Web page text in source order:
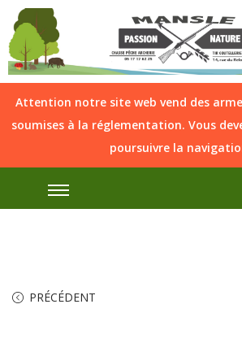
Attention notre site web vend des
soumises à la réglementation. Vous
poursuivre la
PRÉCÉDENT